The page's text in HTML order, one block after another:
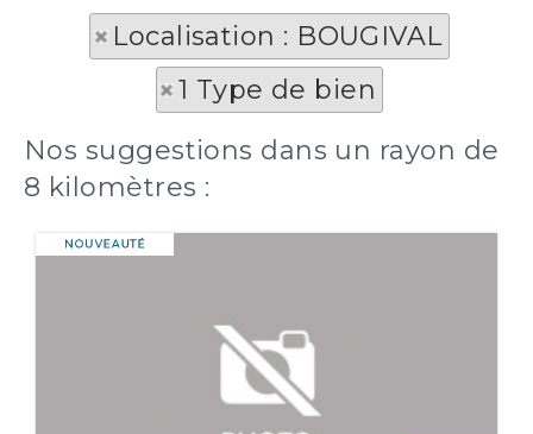
Localisation : BOUGIVAL
1 Type de bien
Nos suggestions dans un rayon de
8 kilomètres :